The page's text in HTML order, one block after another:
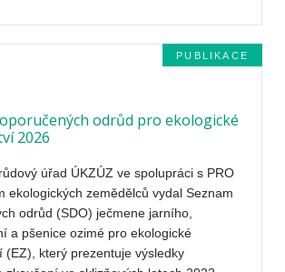
PUBLIKACE
odrůd pro ekologické
2026
úřad ÚKZÚZ ve spolupráci s PRO
ekologických zemědělců vydal Seznam
odrůd (SDO) ječmene jarního,
a pšenice ozimé pro ekologické
(EZ), který prezentuje výsledky